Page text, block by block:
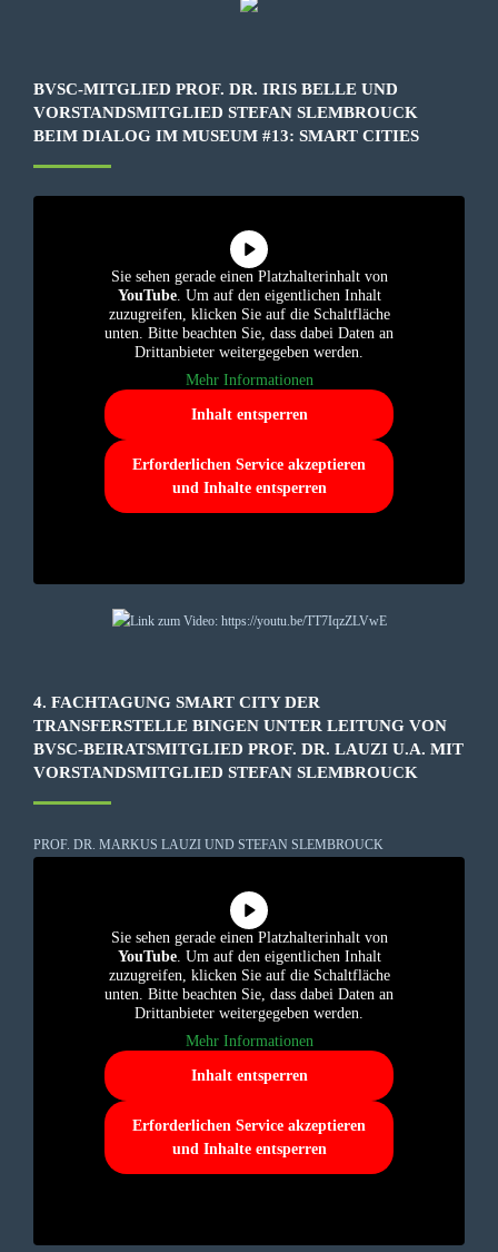
BVSC-MITGLIED PROF. DR. IRIS BELLE UND
VORSTANDSMITGLIED STEFAN SLEMBROUCK
BEIM DIALOG IM MUSEUM #13: SMART CITIES
Sie sehen gerade einen Platzhalterinhalt von
YouTube. Um auf den eigentlichen Inhalt
zuzugreifen, klicken Sie auf die Schaltfläche
unten. Bitte beachten Sie, dass dabei Daten an
Drittanbieter weitergegeben werden.
Mehr Informationen
Inhalt entsperren
Erforderlichen Service akzeptieren
und Inhalte entsperren
4. FACHTAGUNG SMART CITY DER
TRANSFERSTELLE BINGEN UNTER LEITUNG VON
BVSC-BEIRATSMITGLIED PROF. DR. LAUZI U.A. MIT
VORSTANDSMITGLIED STEFAN SLEMBROUCK
PROF. DR. MARKUS LAUZI UND STEFAN SLEMBROUCK
Sie sehen gerade einen Platzhalterinhalt von
YouTube. Um auf den eigentlichen Inhalt
zuzugreifen, klicken Sie auf die Schaltfläche
unten. Bitte beachten Sie, dass dabei Daten an
Drittanbieter weitergegeben werden.
Mehr Informationen
Inhalt entsperren
Erforderlichen Service akzeptieren
und Inhalte entsperren